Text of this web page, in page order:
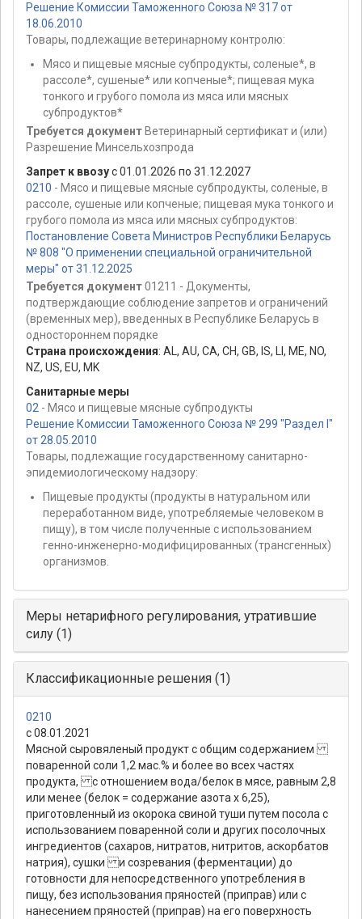
Решение Комиссии Таможенного Союза № 317 от
18.06.2010
Товары, подлежащие ветеринарному контролю:
Мясо и пищевые мясные субпродукты, соленые*, в
рассоле*, сушеные* или копченые*; пищевая мука
тонкого и грубого помола из мяса или мясных
субпродуктов*
Требуется документ Ветеринарный сертификат и (или)
Разрешение Минсельхозпрода
Запрет к ввозус 01.01.2026 по 31.12.2027
0210 - Мясо и пищевые мясные субпродукты, соленые, в
рассоле, сушеные или копченые; пищевая мука тонкого и
грубого помола из мяса или мясных субпродуктов:
Постановление Совета Министров Республики Беларусь
№ 808 "О применении специальной ограничительной
меры" от 31.12.2025
Требуется документ01211 - Документы,
подтверждающие соблюдение запретов и ограничений
(временных мер), введенных в Республике Беларусь в
одностороннем порядке
Страна происхождения: AL , AU, CA, CH, GB, IS, , ME, NO,
NZ, US, EU, MK
Санитарные меры
02 - Мясо и пищевые мясные субпродукты
Решение Комиссии Таможенного Союза № 299 "Раздел I"
от 28.05.2010
Товары, подлежащие государственному санитарно-
эпидемиологическому надзору:
Пищевые продукты (продукты в натуральном или
переработанном виде, употребляемые человеком в
пищу), в том числе полученные с использованием
генно-инженерно-модифицированных (трансгенных)
организмов.
Меры нетарифного регулирования, утратившие
силу (1)
Классификационные решения (1)
0210
с 08.01.2021
Мясной сыровяленый продукт с общим содержанием
поваренной соли 1,2 мас.% и более во всех частях
продукта, с отношением вода/белок в мясе, равным 2,8
или менее (белок = содержание азота х 6,25),
приготовленный из окорока свиной туши путем посола с
использованием поваренной соли и других посолочных
ингредиентов (сахаров, нитратов, нитритов, аскорбатов
натрия), сушки и созревания (ферментации) до
готовности для непосредственного употребления в
пищу, без использования пряностей (приправ) или с
нанесением пряностей (приправ) на его поверхность